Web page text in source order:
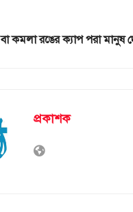
কমলা রঙের ক্যাপ পরা মানুষ
প্রকাশক